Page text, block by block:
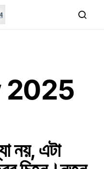
2025
নয়, এটা